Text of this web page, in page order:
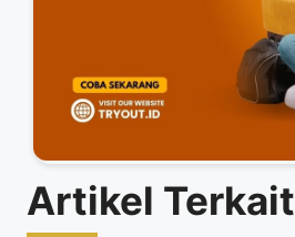
Artikel Terkait